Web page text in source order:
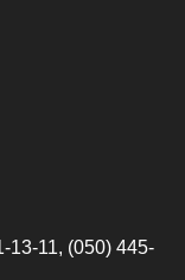
13-11, (050) 445-